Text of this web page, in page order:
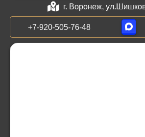
г. Воронеж,
+7-920-505-76-48